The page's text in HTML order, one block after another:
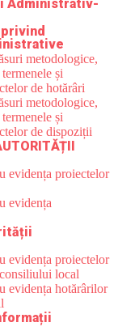
Administrativ-
metodologice,
și
de hotărâri
metodologice,
și
de dispoziții
evidența proiectelor
evidența
evidența proiectelor
local
evidența hotărârilor